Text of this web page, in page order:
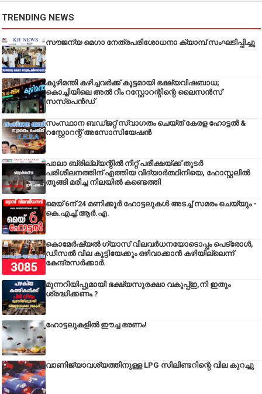
TRENDING NEWS
സൗജന്യ മെഗാ നേത്രപരിശോധനാ ക്യാമ്പ് സംഘടിപ്പിച്ചു
കുഴിമന്തി കഴിച്ചവർക്ക് കൂട്ടമായി ഭക്ഷ്യവിഷബാധ;
കൊച്ചിയിലെ അൽ റീം റസ്റ്റോറന്റിന്റെ ലൈസൻസ്
സസ്പെൻഡ്
സംസ്ഥാന ബഡ്‌ജറ്റ് സ്വാഗതം ചെയ്ത് കേരള ഹോട്ടൽ &
റസ്റ്റോറന്റ് അസോസിയേഷൻ
പാലാ ബ്രില്ല്യന്റിൽ നീറ്റ് പരീക്ഷയ്ക്ക് തുടർ
പരിശീലനത്തിന് എത്തിയ വിദ്യാർത്ഥിനിയെ, ഹോസ്റ്റലിൽ
തൂങ്ങി മരിച്ച നിലയിൽ കണ്ടെത്തി
മെയ് 6ന് 24 മണിക്കൂർ ഹോട്ടലുകൾ അടച്ച് സമരം ചെയ്യും -
കെ.എച്ച്.ആർ.എ.
കൊമേർഷ്യൽ ഗ്യാസ് വിലവർധനയോടൊപ്പം പെട്രോൾ,
ഡീസല്‍ വില കൂട്ടിയേക്കും ഒഴിവാക്കാന്‍ കഴിയില്ലെന്ന്
കേന്ദ്രസര്‍ക്കാര്‍.
മുന്നറിയിപ്പുമായി ഭക്ഷ്യസുരക്ഷാ വകുപ്പ്ഇ,നി ഇതും
ശ്രദ്ധിക്കണം.?
ഹോട്ടലുകളിൽ ഈച്ച ഭരണം!
വാണിജ്യാവശ്യത്തിനുള്ള LPG സിലിണ്ടറിന്റെ വില കുറച്ചു